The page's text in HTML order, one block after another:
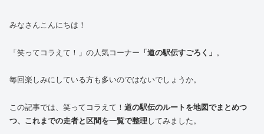
みなさんこんにちは！
「笑ってコラえて！」の人気コーナー 「道の駅伝すごろく」 。
毎回楽しみにしている方も多いのではないでしょうか。
この記事では、笑ってコラえて！ 道の駅伝のルートを地図でまとめつ
つ、これまでの走者と区間を一覧で整理してみました。